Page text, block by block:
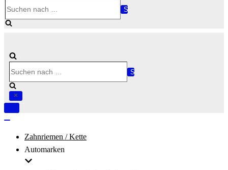
nach …
nach …
Navigation
Zahnriemen / Kette
Automarken